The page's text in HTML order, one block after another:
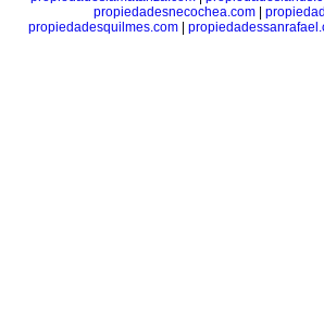
propiedadesnecochea.com
propiedadesquilmes.com|